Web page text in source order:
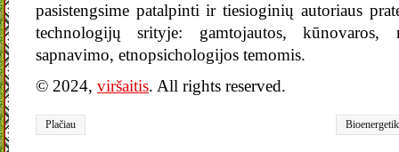
pasistengsime patalpinti ir tiesioginių autoriaus
technologijų srityje: gamtojautos, kūnovaros,
sapnavimo, etnopsichologijos temomis.
© 2024, viršaitis. All rights reserved.
Plačiau